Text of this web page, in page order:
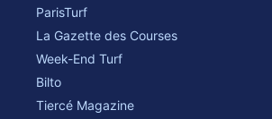
ParisTurf
La Gazette des Courses
Week-End Turf
Bilto
Tiercé Magazine